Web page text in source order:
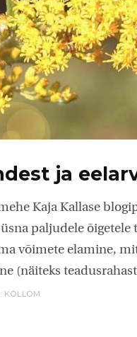
ja
Kaja Kallase
paljudele õigetele
võimete elamine,
(näiteks
KOLLOM